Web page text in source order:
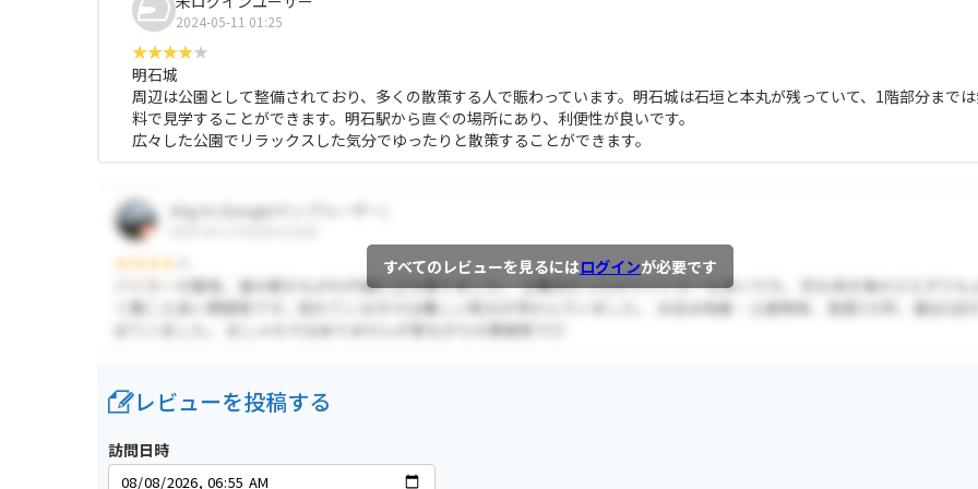
2024-05-11 01:25
明石城
周辺は公園として整備されており、多くの散策する人で賑わっています。明石城は石垣と本丸が残っていて、1階部分まで
料で見学することができます。明石駅から直ぐの場所にあり、利便性が良いです。
広々した公園でリラックスした気分でゆったりと散策することができます。
すべてのレビューを見るにはログインが必要です
レビューを投稿する
訪問日時